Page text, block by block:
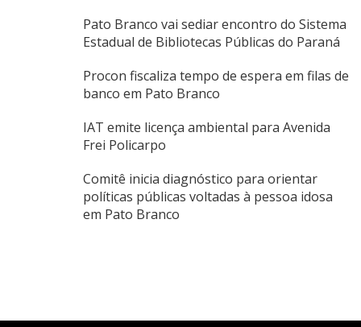
Pato Branco vai sediar encontro do Sistema
Estadual de Bibliotecas Públicas do Paraná
Procon fiscaliza tempo de espera em filas de
banco em Pato Branco
IAT emite licença ambiental para Avenida
Frei Policarpo
Comitê inicia diagnóstico para orientar
políticas públicas voltadas à pessoa idosa
em Pato Branco